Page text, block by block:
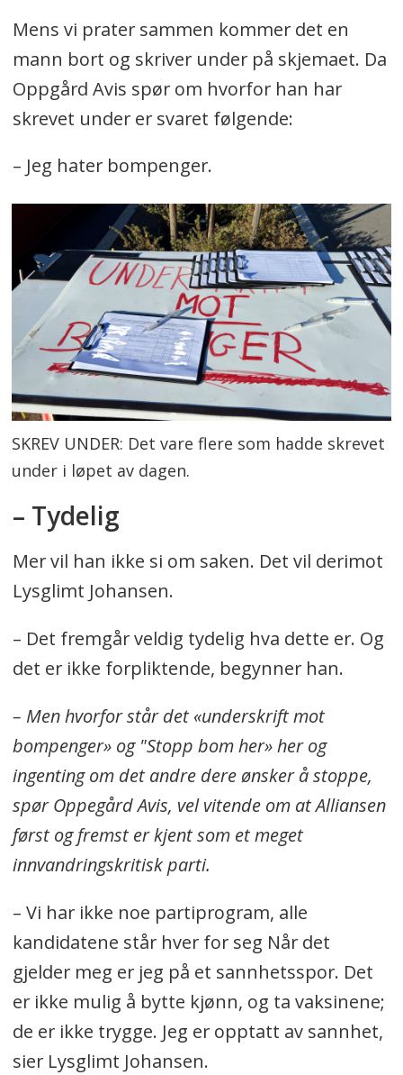
Mens vi prater sammen kommer det en
mann bort og skriver under på skjemaet. Da
Oppgård Avis spør om hvorfor han har
skrevet under er svaret følgende:
– Jeg hater bompenger.
SKREV UNDER: Det vare flere som hadde skrevet
under i løpet av dagen.
– Tydelig
Mer vil han ikke si om saken. Det vil derimot
Lysglimt Johansen.
– Det fremgår veldig tydelig hva dette er. Og
det er ikke forpliktende, begynner han.
– Men hvorfor står det «underskrift mot
bompenger» og "Stopp bom her» her og
ingenting om det andre dere ønsker å stoppe,
spør Oppegård Avis, vel vitende om at Alliansen
først og fremst er kjent som et meget
innvandringskritisk parti.
– Vi har ikke noe partiprogram, alle
kandidatene står hver for seg Når det
gjelder meg er jeg på et sannhetsspor. Det
er ikke mulig å bytte kjønn, og ta vaksinene;
de er ikke trygge. Jeg er opptatt av sannhet,
sier Lysglimt Johansen.